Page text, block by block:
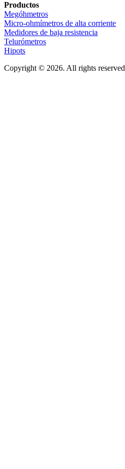
Productos
Megóhmetros
Micro-ohmímetros de alta corriente
Medidores de baja resistencia
Telurómetros
Hipots
Copyright © 2026. All rights reserved